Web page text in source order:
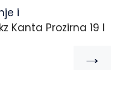
i
Kanta Prozirna 19 l
→